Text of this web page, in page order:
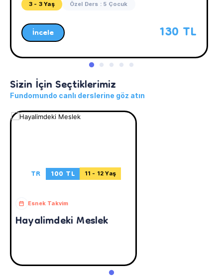
3 - 3 Yaş Özel Ders : 5 Çocuk
İncele 130 TL
Sizin İçin Seçtiklerimiz
Fundomundo canlı derslerine göz atın
TR 100 TL 11 - 12 Yaş
Esnek Takvim
Hayalimdeki Meslek